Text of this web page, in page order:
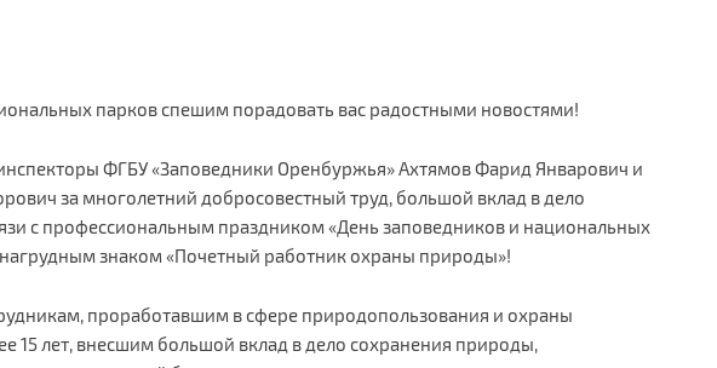
парков спешим порадовать вас радостными новостями!
ФГБУ «Заповедники Оренбуржья» Ахтямов Фарид Январович и
за многолетний добросовестный труд, большой вклад в дело
с профессиональным праздником «День заповедников и национальных
знаком «Почетный работник охраны природы»!
проработавшим в сфере природопользования и охраны
15 лет, внесшим большой вклад в дело сохранения природы,